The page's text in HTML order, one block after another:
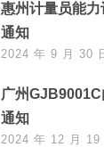
惠州计量员能
通知
2024 年 9 月 30
广州
通知
2024 年 12 月 19